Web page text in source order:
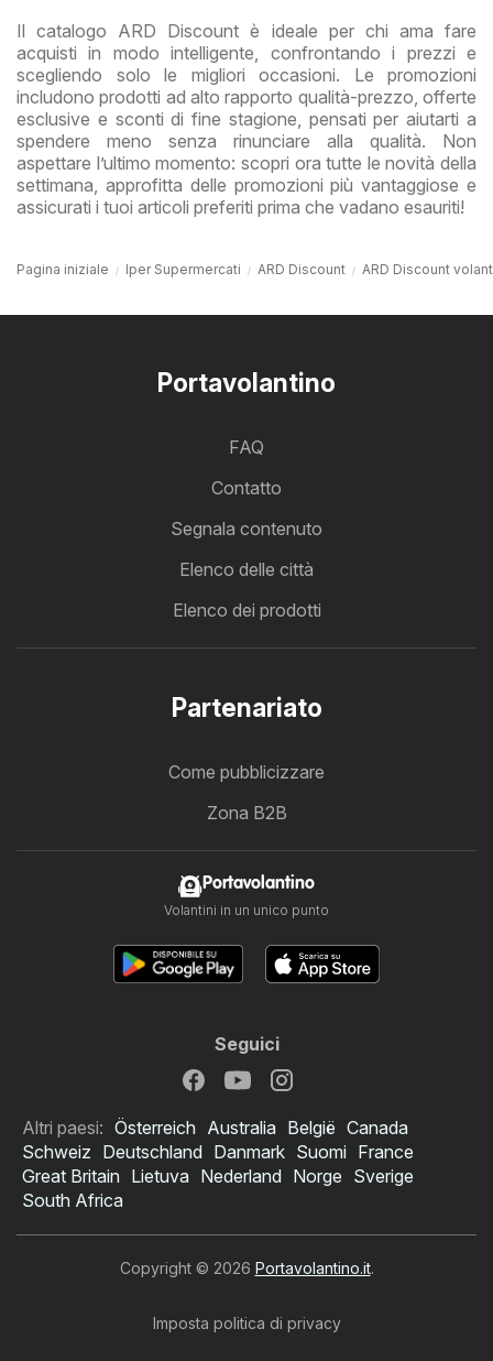
Il catalogo ARD Discount è ideale per chi ama fare
acquisti in modo intelligente, confrontando i prezzi e
scegliendo solo le migliori occasioni. Le promozioni
includono prodotti ad alto rapporto qualità-prezzo, offerte
esclusive e sconti di fine stagione, pensati per aiutarti a
spendere meno senza rinunciare alla qualità. Non
aspettare l’ultimo momento: scopri ora tutte le novità della
settimana, approfitta delle promozioni più vantaggiose e
assicurati i tuoi articoli preferiti prima che vadano esauriti!
Pagina iniziale Iper Supermercati ARD Discount ARD Discount
Portavolantino
FAQ
Contatto
Segnala contenuto
Elenco delle città
Elenco dei prodotti
Partenariato
Come pubblicizzare
Zona B2B
Portavolantino
Volantini in un unico punto
Seguici
Altri paesi: Österreich Australia België Canada
Schweiz Deutschland Danmark Suomi France
Great Britain Lietuva Nederland Norge Sverige
South Africa
Copyright © 2026 Portavolantino.it.
Imposta politica di privacy